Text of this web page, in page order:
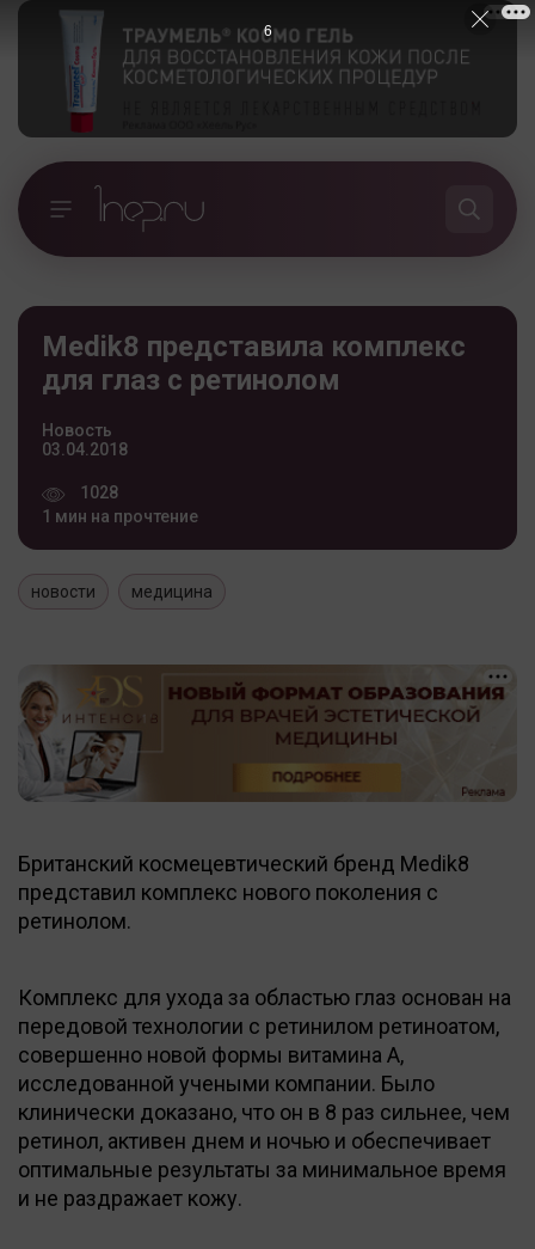
Medik8 представила комплекс
для глаз с ретинолом
Новость
03.04.2018
1028
1 мин на прочтение
новости медицина
Британский космецевтический бренд Medik8
представил комплекс нового поколения с
ретинолом.
Комплекс для ухода за областью глаз основан на
передовой технологии с ретинилом ретиноатом,
совершенно новой формы витамина А,
исследованной учеными компании. Было
клинически доказано, что он в 8 раз сильнее, чем
ретинол, активен днем и ночью и обеспечивает
оптимальные результаты за минимальное время
и не раздражает кожу.
5